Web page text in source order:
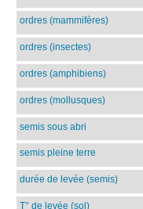
ordres (mammifères)
ordres (insectes)
ordres (amphibiens)
ordres (mollusques)
semis sous abri
semis pleine terre
durée de levée (semis)
T° de levée (sol)